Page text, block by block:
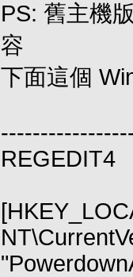
PS: 舊主機
容
下面這個
REGEDIT4